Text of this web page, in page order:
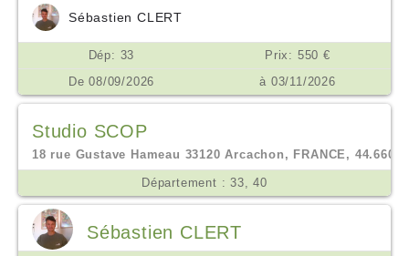
Sébastien CLERT
Dép: 33
Prix: 550 €
De 08/09/2026
à 03/11/2026
Studio SCOP
18 rue Gustave Hameau 33120 Arcachon, FRANCE,
Département : 33, 40
Sébastien CLERT